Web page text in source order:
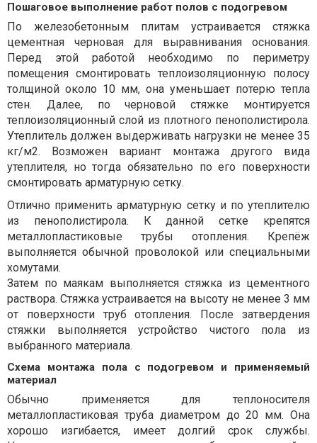
Пошаговое выполнение работ полов с подогревом
По железобетонным плитам устраивается стяжка
цементная черновая для выравнивания основания.
Перед этой работой необходимо по периметру
помещения смонтировать теплоизоляционную полосу
толщиной около 10 мм, она уменьшает потерю тепла
стен. Далее, по черновой стяжке монтируется
теплоизоляционный слой из плотного пенополистирола.
Утеплитель должен выдерживать нагрузки не менее 35
кг/м2. Возможен вариант монтажа другого вида
утеплителя, но тогда обязательно по его поверхности
смонтировать арматурную сетку.
Отлично применить арматурную сетку и по утеплителю
из пенополистирола. К данной сетке крепятся
металлопластиковые трубы отопления. Крепёж
выполняется обычной проволокой или специальными
хомутами.
Затем по маякам выполняется стяжка из цементного
раствора. Стяжка устраивается на высоту не менее 3 мм
от поверхности труб отопления. После затвердения
стяжки выполняется устройство чистого пола из
выбранного материала.
Схема монтажа пола с подогревом и применяемый
материал
Обычно применяется для теплоносителя
металлопластиковая труба диаметром до 20 мм. Она
хорошо изгибается, имеет долгий срок службы.